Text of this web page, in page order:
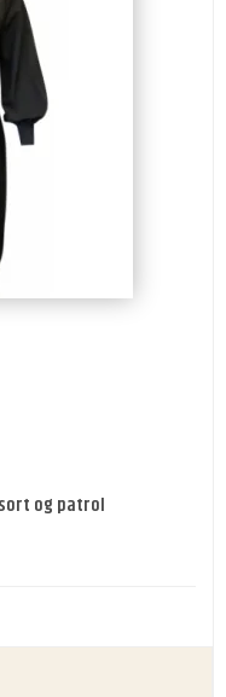
sort og patrol